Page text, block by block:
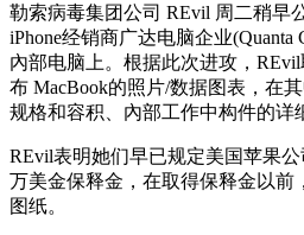
勒索病毒集团公司 REvil 周二稍早
iPhone经销商广达电脑企业(Quanta
內部电脑上。根据此次进攻，
布 MacBook的照片/数据图表，在
规格和容积、內部工作中构件的详
REvil表明她们早已规定美国苹果
万美金保释金，在取得保释金以前
图纸。